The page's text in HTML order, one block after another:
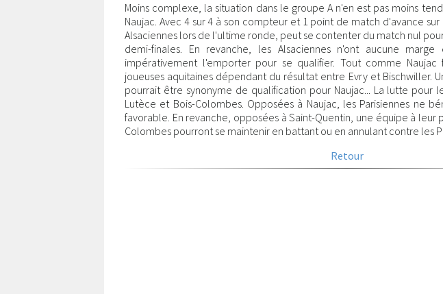
Moins complexe, la situation dans le groupe A n'en est pas moins
Naujac. Avec 4 sur 4 à son compteur et 1 point de match d'avance
Alsaciennes lors de l'ultime ronde, peut se contenter du match nul
demi-finales. En revanche, les Alsaciennes n'ont aucune
impérativement l'emporter pour se qualifier. Tout comme
joueuses aquitaines dépendant du résultat entre Evry et Bischwiller.
pourrait être synonyme de qualification pour Naujac... La lutte pour
Lutèce et Bois-Colombes. Opposées à Naujac, les Parisiennes ne
favorable. En revanche, opposées à Saint-Quentin, une équipe à leur
Colombes pourront se maintenir en battant ou en annulant contre les
Retour